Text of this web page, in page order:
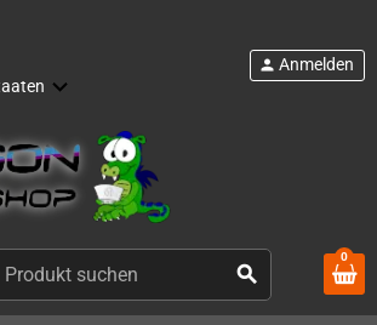
search
person Anmelden
0